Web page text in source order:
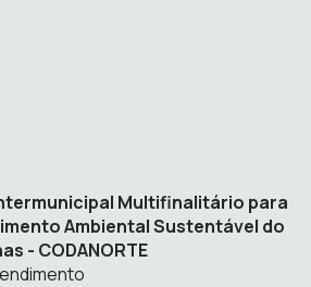
Multifinalitário para
Ambiental Sustentável do
- CODANORTE